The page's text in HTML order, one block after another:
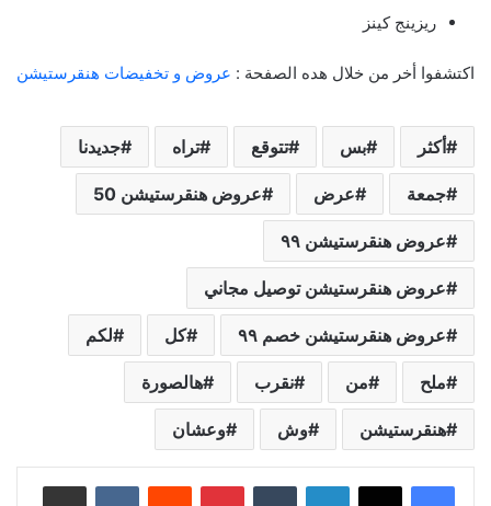
ريزينج كينز
اكتشفوا أخر من خلال هده الصفحة : عروض و تخفيضات هنقرستيشن
أكثر بس تتوقع تراه جديدنا
جمعة عرض عروض هنقرستيشن 50
عروض هنقرستيشن ٩٩
عروض هنقرستيشن توصيل مجاني
عروض هنقرستيشن خصم ٩٩ كل لكم
ملح من نقرب هالصورة
هنقرستيشن وش وعشان
لينكدإن بينتيريست